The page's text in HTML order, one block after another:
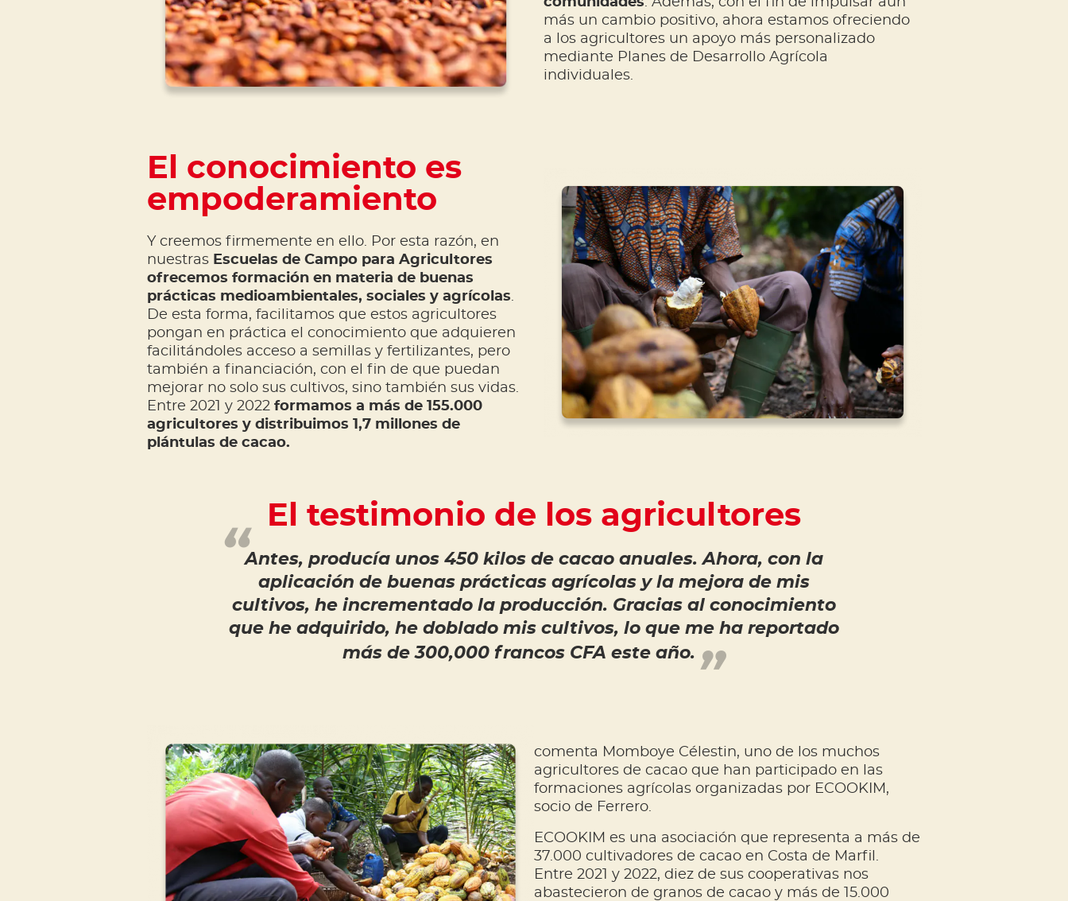
más un cambio positivo, ahora estamos ofreciendo
a los agricultores un apoyo más personalizado
mediante Planes de Desarrollo Agrícola
individuales.
El conocimiento es
empoderamiento
Y creemos firmemente en ello. Por esta razón, en
nuestras Escuelas de Campo para Agricultores
ofrecemos formación en materia de buenas
prácticas medioambientales, sociales y agrícolas
De esta forma, facilitamos que estos agricultores
pongan en práctica el conocimiento que adquieren
facilitándoles acceso a semillas y fertilizantes, pero
también a financiación, con el fin de que puedan
mejorar no solo sus cultivos, sino también sus vidas.
Entre 2021 y 2022 formamos a más de 155.000
agricultores y distribuimos 1,7 millones de
plántulas de cacao.
El testimonio de los agricultores
Antes, producía unos 450 kilos de cacao anuales. Ahora, con la
aplicación de buenas prácticas agrícolas y la mejora de mis
cultivos, he incrementado la producción. Gracias al conocimiento
que he adquirido, he doblado mis cultivos, lo que me ha reportado
más de 300,000 francos CFA este año.
comenta Momboye Célestin, uno de los muchos
agricultores de cacao que han participado en las
formaciones agrícolas organizadas por ECOOKIM,
socio de Ferrero.
ECOOKIM es una asociación que representa a más de
37.000 cultivadores de cacao en Costa de Marfil.
Entre 2021 y 2022, diez de sus cooperativas nos
abastecieron de granos de cacao y más de 15.000